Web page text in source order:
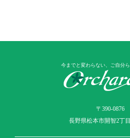
今までと変わらない、ご自分
〒390-0876
長野県松本市開智2丁